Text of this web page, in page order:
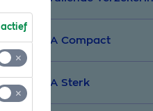
OHRA Compact
OHRA Sterk